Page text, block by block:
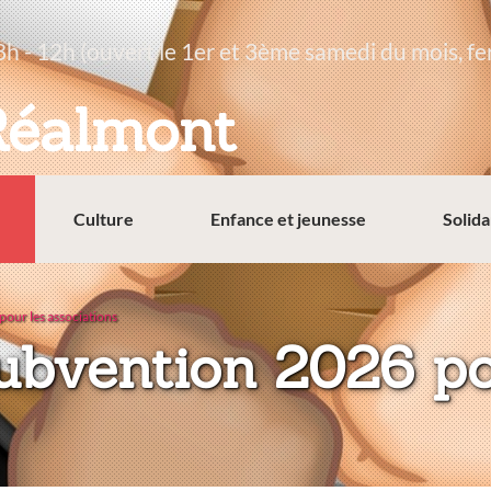
- 12h (ouvert le 1er et 3ème samedi du mois,
Culture Enfance et jeunesse
les associations
2026